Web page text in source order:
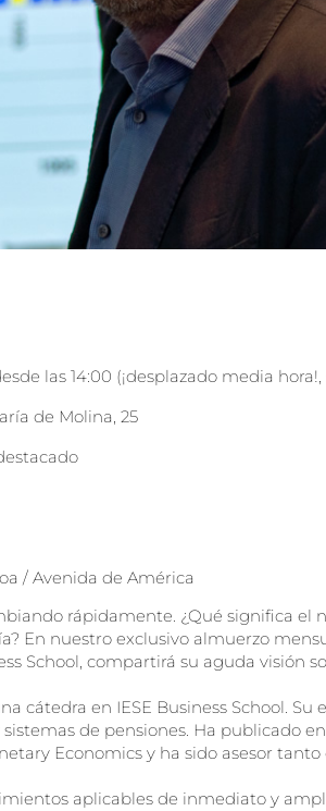
las 14:00 (¡desplazado media hora!,
de Molina, 25
/ Avenida de América
rápidamente. ¿Qué significa el
En nuestro exclusivo almuerzo
School, compartirá su aguda visión
cátedra en IESE Business School. Su
de pensiones. Ha publicado
Economics y ha sido asesor
aplicables de inmediato y